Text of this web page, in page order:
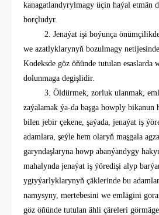
kanagatlandyrylmagy üçin haýal etmän
borçludyr.
2. Jenaýat işi boýunça
we azatlyklarynyň bozulmagy
Kodeksde göz öňünde tutulan esaslarda
dolunmaga degişlidir.
3. Öldürmek, zorluk ulanmak,
zaýalamak ýa-da başga howply bikanun
bilen jebir çekene, şaýada, jenaýat iş
adamlara, şeýle hem olaryň maşgala
garyndaşlaryna howp abanýandygy
mahalynda jenaýat iş ýöredişi alyp
ygtyýarlyklarynyň çäklerinde bu
namysyny, mertebesini we emlägini
göz öňünde tutulan ähli çäreleri